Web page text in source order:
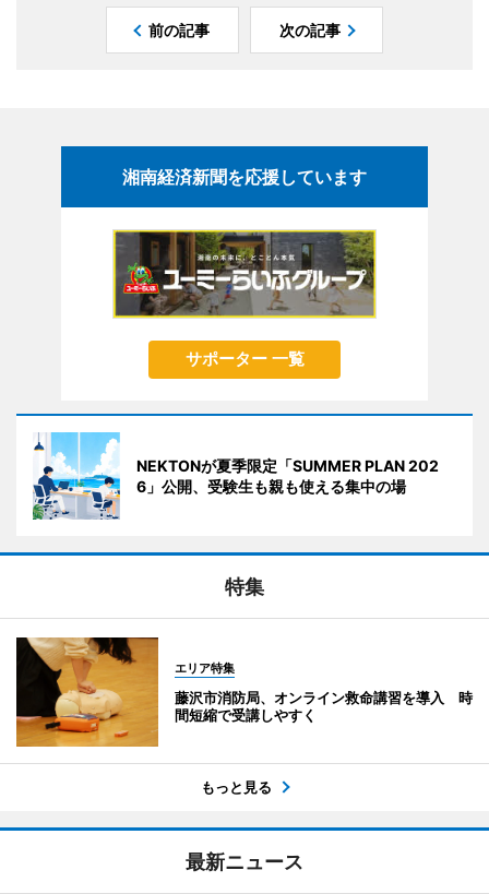
前の記事 次の記事
湘南経済新聞を応援しています
サポーター 一覧
NEKTONが夏季限定「SUMMER PLAN 202
6」公開、受験生も親も使える集中の場
特集
エリア特集
藤沢市消防局、オンライン救命講習を導入 時
間短縮で受講しやすく
もっと見る
最新ニュース